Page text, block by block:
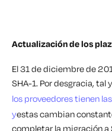
Actualización de los
El 31 de diciembre de
SHA-1. Por desgracia,
los proveedores tienen
yestas cambian
completar la migración a